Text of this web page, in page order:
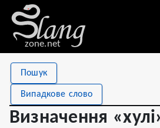
zone.net
Пошук
Випадкове слово
Визначення
Визначення «хулі»
Stat
Views
Definitions 2